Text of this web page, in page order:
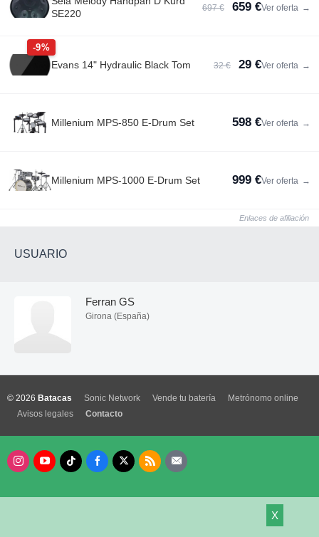
SE220
697 € 659 €Ver oferta →
-9%
Evans 14" Hydraulic Black Tom 32 € 29 €Ver oferta →
Millenium MPS-850 E-Drum Set 598 €Ver oferta →
Millenium MPS-1000 E-Drum Set 999 €Ver oferta →
Enlaces de afiliación
USUARIO
Ferran GS
Girona (España)
X
© 2026 Batacas Sonic Network Vende tu batería
Metrónomo online
Avisos legales
Contacto